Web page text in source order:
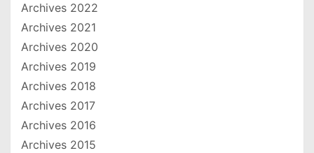
Archives 2022
Archives 2021
Archives 2020
Archives 2019
Archives 2018
Archives 2017
Archives 2016
Archives 2015